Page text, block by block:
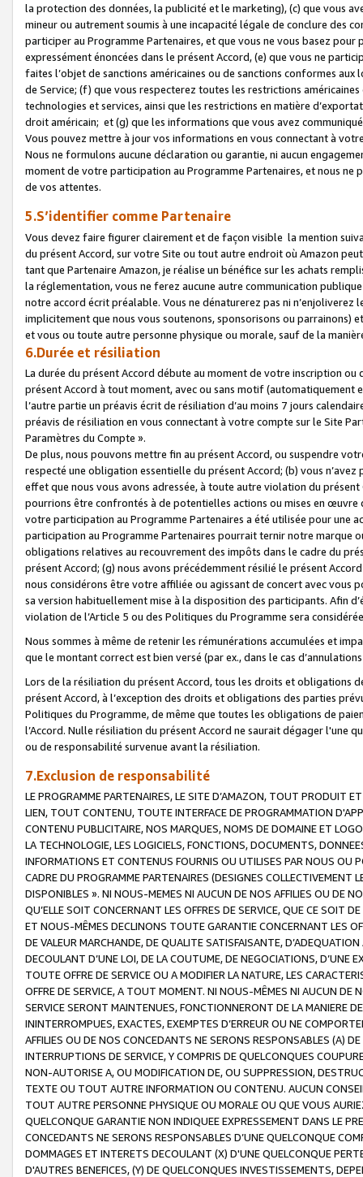
la protection des données, la publicité et le marketing), (c) que vous
mineur ou autrement soumis à une incapacité légale de conclure des
participer au Programme Partenaires, et que vous ne vous basez
expressément énoncées dans le présent Accord, (e) que vous ne
faites l’objet de sanctions américaines ou de sanctions conformes
de Service; (f) que vous respecterez toutes les restrictions
technologies et services, ainsi que les restrictions en matière
droit américain; et (g) que les informations que vous avez
Vous pouvez mettre à jour vos informations en vous connectant à
Nous ne formulons aucune déclaration ou garantie, ni aucun
moment de votre participation au Programme Partenaires, et nous
de vos attentes.
5.S’identifier comme Partenaire
Vous devez faire figurer clairement et de façon visible la mention
du présent Accord, sur votre Site ou tout autre endroit où Amazon
tant que Partenaire Amazon, je réalise un bénéfice sur les achats
la réglementation, vous ne ferez aucune autre communication
notre accord écrit préalable. Vous ne dénaturerez pas ni
implicitement que nous vous soutenons, sponsorisons ou parrainons)
et vous ou toute autre personne physique ou morale, sauf de la
6.Durée et résiliation
La durée du présent Accord débute au moment de votre inscription
présent Accord à tout moment, avec ou sans motif (automatiquement
l’autre partie un préavis écrit de résiliation d’au moins 7 jours
préavis de résiliation en vous connectant à votre compte sur le Site
Paramètres du Compte ».
De plus, nous pouvons mettre fin au présent Accord, ou suspendre
respecté une obligation essentielle du présent Accord; (b) vous
effet que nous vous avons adressée, à toute autre violation du
pourrions être confrontés à de potentielles actions ou mises en
votre participation au Programme Partenaires a été utilisée pour une
participation au Programme Partenaires pourrait ternir notre marque
obligations relatives au recouvrement des impôts dans le cadre du
présent Accord; (g) nous avons précédemment résilié le présent
nous considérons être votre affiliée ou agissant de concert avec vous
sa version habituellement mise à la disposition des participants. Afin
violation de l’Article 5 ou des Politiques du Programme sera
Nous sommes à même de retenir les rémunérations accumulées et
que le montant correct est bien versé (par ex., dans le cas
Lors de la résiliation du présent Accord, tous les droits et obligations
présent Accord, à l’exception des droits et obligations des parties
Politiques du Programme, de même que toutes les obligations de
l’Accord. Nulle résiliation du présent Accord ne saurait dégager l'une
ou de responsabilité survenue avant la résiliation.
7.Exclusion de responsabilité
LE PROGRAMME PARTENAIRES, LE SITE D’AMAZON, TOUT PRODUIT
LIEN, TOUT CONTENU, TOUTE INTERFACE DE PROGRAMMATION
CONTENU PUBLICITAIRE, NOS MARQUES, NOMS DE DOMAINE ET
LA TECHNOLOGIE, LES LOGICIELS, FONCTIONS, DOCUMENTS,
INFORMATIONS ET CONTENUS FOURNIS OU UTILISES PAR NOUS OU
CADRE DU PROGRAMME PARTENAIRES (DESIGNES COLLECTIVEMENT
DISPONIBLES ». NI NOUS-MEMES NI AUCUN DE NOS AFFILIES OU DE
QU’ELLE SOIT CONCERNANT LES OFFRES DE SERVICE, QUE CE SOIT
ET NOUS-MÊMES DECLINONS TOUTE GARANTIE CONCERNANT LES
DE VALEUR MARCHANDE, DE QUALITE SATISFAISANTE,
DECOULANT D’UNE LOI, DE LA COUTUME, DE NEGOCIATIONS, D’UNE
TOUTE OFFRE DE SERVICE OU A MODIFIER LA NATURE, LES
OFFRE DE SERVICE, A TOUT MOMENT. NI NOUS-MÊMES NI AUCUN DE
SERVICE SERONT MAINTENUES, FONCTIONNERONT DE LA MANIERE
ININTERROMPUES, EXACTES, EXEMPTES D’ERREUR OU NE
AFFILIES OU DE NOS CONCEDANTS NE SERONS RESPONSABLES (A)
INTERRUPTIONS DE SERVICE, Y COMPRIS DE QUELCONQUES
NON-AUTORISE A, OU MODIFICATION DE, OU SUPPRESSION,
TEXTE OU TOUT AUTRE INFORMATION OU CONTENU. AUCUN
TOUT AUTRE PERSONNE PHYSIQUE OU MORALE OU QUE VOUS
QUELCONQUE GARANTIE NON INDIQUEE EXPRESSEMENT DANS LE
CONCEDANTS NE SERONS RESPONSABLES D’UNE QUELCONQUE
DOMMAGES ET INTERETS DECOULANT (X) D'UNE QUELCONQUE
D'AUTRES BENEFICES, (Y) DE QUELCONQUES INVESTISSEMENTS,